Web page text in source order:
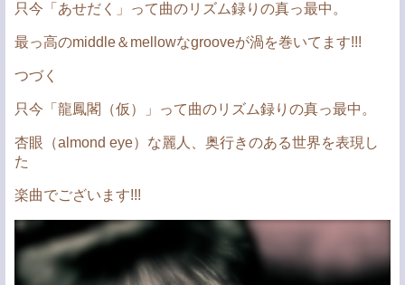
只今「あせだく」って曲のリズム録りの真っ最中。
最っ高のmiddle＆mellowなgrooveが渦を巻いてます!!!
つづく
只今「龍鳳閣（仮）」って曲のリズム録りの真っ最中。
杏眼（almond eye）な麗人、奥行きのある世界を表現し
た
楽曲でございます!!!